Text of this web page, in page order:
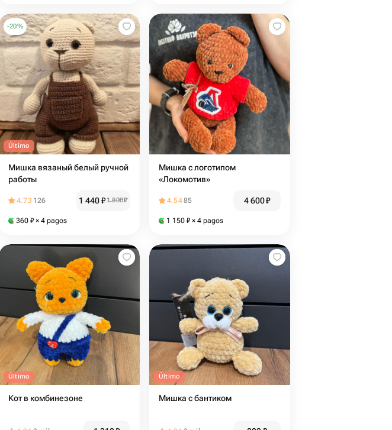
-20%
Último
Мишка вязаный белый ручной
работы
4.73 126 1 440₽1 800₽
360 ₽ × 4 pagos
Мишка с логотипом
«Локомотив»
4.5485 4 600₽
1 150 ₽ × 4 pagos
Último
Кот в комбинезоне
Último
Мишка с бантиком